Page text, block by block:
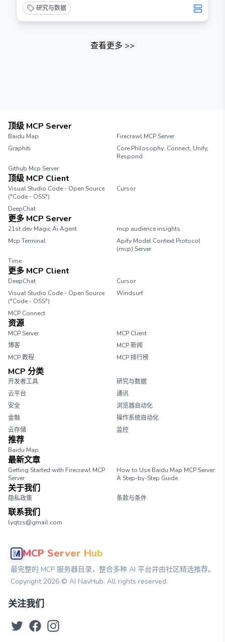
研究与数据
查看更多 >>
顶级 MCP Server
Baidu Map
Firecrawl MCP Server
Graphiti
Core Philosophy: Connect, Unify,
Respond
Github Mcp Server
顶级 MCP Client
Visual Studio Code - Open Source
("Code - OSS")
Cursor
DeepChat
更多 MCP Server
21st.dev Magic Ai Agent
mcp audience insights
Mcp Terminal
Apify Model Context Protocol
(mcp) Server
Time
更多 MCP Client
DeepChat
Cursor
Visual Studio Code - Open Source
("Code - OSS")
Windsurf
MCP Connect
资源
MCP Server
MCP Client
博客
MCP 新闻
MCP 教程
MCP 排行榜
MCP 分类
开发者工具
研究与数据
云平台
通讯
安全
浏览器自动化
金融
操作系统自动化
云存储
监控
推荐
Baidu Map
最新文章
Getting Started with Firecrawl MCP
Server
How to Use Baidu Map MCP Server:
A Step-by-Step Guide
关于我们
隐私政策 条款与条件
联系我们
lyqtzs@gmail.com
MCP Server Hub
最完整的 MCP 服务器目录，整合多种 AI 平台并由社区精选推荐。
Copyright 2026© AI NavHub. All rights reserved.
关注我们